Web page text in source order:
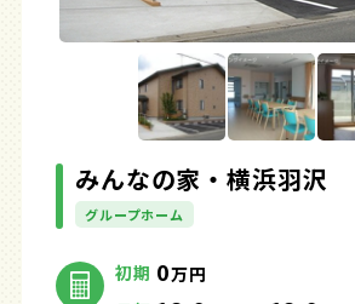
みんなの家・横浜羽沢
グループホーム
初期 0万円